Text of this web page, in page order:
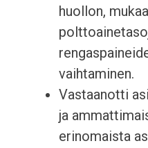
huollon,
vaihtaminen.
Vastaanotti
ja
erinomaista